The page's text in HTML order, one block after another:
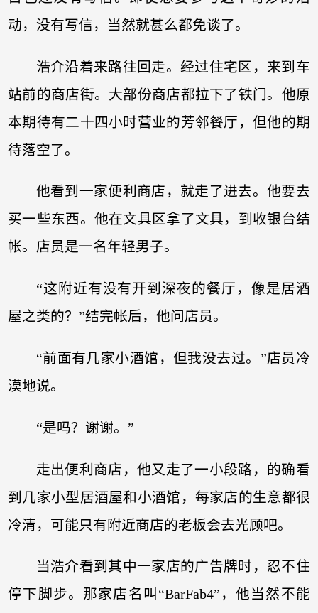
动，没有写信，当然就甚么都免谈了。
浩介沿着来路往回走。经过住宅区，来到车
站前的商店街。大部份商店都拉下了铁门。他原
本期待有二十四小时营业的芳邻餐厅，但他的期
待落空了。
他看到一家便利商店，就走了进去。他要去
买一些东西。他在文具区拿了文具，到收银台结
帐。店员是一名年轻男子。
“这附近有没有开到深夜的餐厅，像是居酒
屋之类的？”结完帐后，他问店员。
“前面有几家小酒馆，但我没去过。”店员冷
漠地说。
“是吗？谢谢。”
走出便利商店，他又走了一小段路，的确看
到几家小型居酒屋和小酒馆，每家店的生意都很
冷清，可能只有附近商店的老板会去光顾吧。
当浩介看到其中一家店的广告牌时，忍不住
停下脚步。那家店名叫“BarFab4”，他当然不能